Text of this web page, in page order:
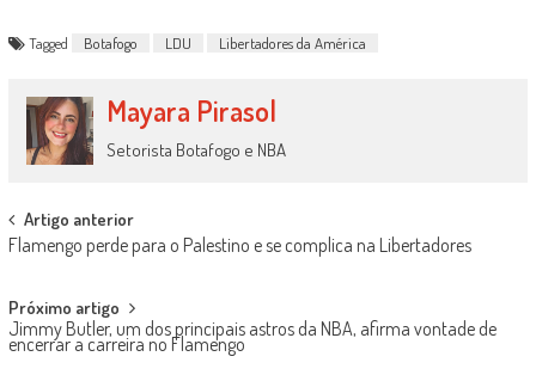
Tagged Botafogo LDU Libertadores da América
Mayara Pirasol
Setorista Botafogo e NBA
Post
navigation
Artigo anterior
Flamengo perde para o Palestino e se complica na Libertadores
Próximo artigo
Jimmy Butler, um dos principais astros da NBA, afirma vontade de
encerrar a carreira no Flamengo